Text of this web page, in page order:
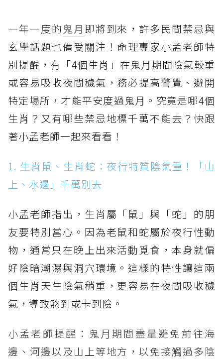
一年一度的鬼月 即將到來，許多民間禁忌與
玄學話題也備受關注！命理專家小孟老師特
別提醒，有「4個生肖」在鬼月期間陰氣較重
或容易吸收夜間穢氣，務必提高警覺、避開
特定場所，才能平安度過鬼月。究竟是哪4個
生肖？又有哪些禁忌地標千萬不能去？快跟
著小孟老師一起來看看！
1. 生肖鼠、生肖蛇：夜行特質陰氣重！「山
上、水邊」千萬別去
小孟老師指出，生肖屬「鼠」與「蛇」的朋
友要特別當心。因為老鼠和蛇屬於夜行性動
物，通常只在晚上出來活動覓食，本身就偏
好陰暗潮濕與洞穴環境。這樣的特性讓這兩
個生肖天生陰氣稍重，更容易在夜間吸收穢
氣，導致煞到或卡到陰。
小孟老師提醒：鬼月期間盡量避免前往海
邊、河邊以及山上等地方，以免接觸過多陰